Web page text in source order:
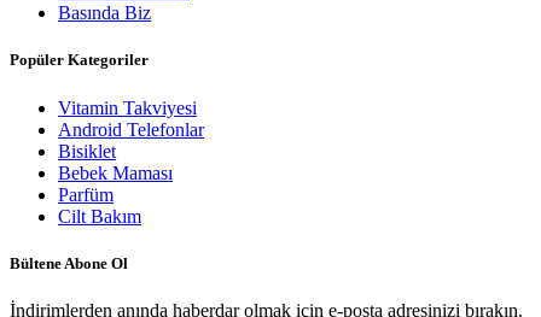
Basında Biz
Popüler Kategoriler
Vitamin Takviyesi
Android Telefonlar
Bisiklet
Bebek Maması
Parfüm
Cilt Bakım
Bültene Abone Ol
İndirimlerden anında haberdar olmak için e-posta adresinizi bırakın.